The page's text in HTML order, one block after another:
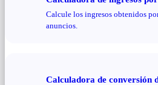
Calcule los ingresos obtenidos
anuncios.
Calculadora de conversión